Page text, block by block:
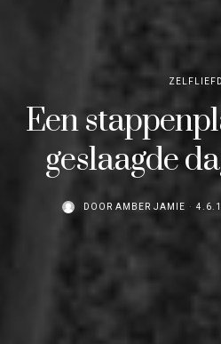
Een
geslaagde
DOOR AMBER JAMIE